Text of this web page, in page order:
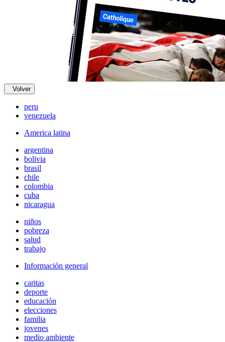
Volver
peru
venezuela
America latina
argentina
bolivia
brasil
chile
colombia
cuba
nicaragua
niños
pobreza
salud
trabajo
Información general
caritas
deporte
educación
elecciones
familia
jovenes
medio ambiente